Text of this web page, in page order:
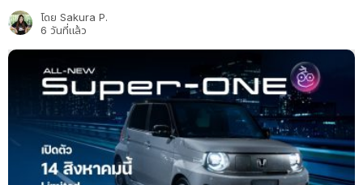
โดย Sakura P.
6 วันที่แล้ว